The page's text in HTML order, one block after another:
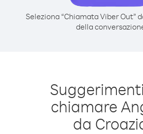
Seleziona “Chiamata Viber Out”
della
chiamare
da